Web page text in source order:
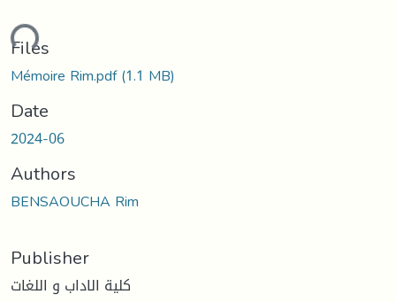
Files
Mémoire Rim.pdf(1.1 MB)
Date
2024-06
Authors
BENSAOUCHA Rim
Publisher
كلية الاداب و اللغات